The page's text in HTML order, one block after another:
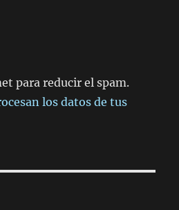
para reducir el spam.
los datos de tus